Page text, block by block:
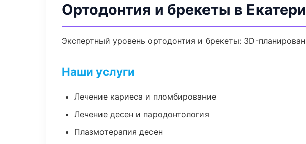
Ортодонтия и брекеты в
Экспертный уровень ортодонтия и брекеты: 3D-
Наши услуги
Лечение кариеса и пломбирование
Лечение десен и пародонтология
Плазмотерапия десен